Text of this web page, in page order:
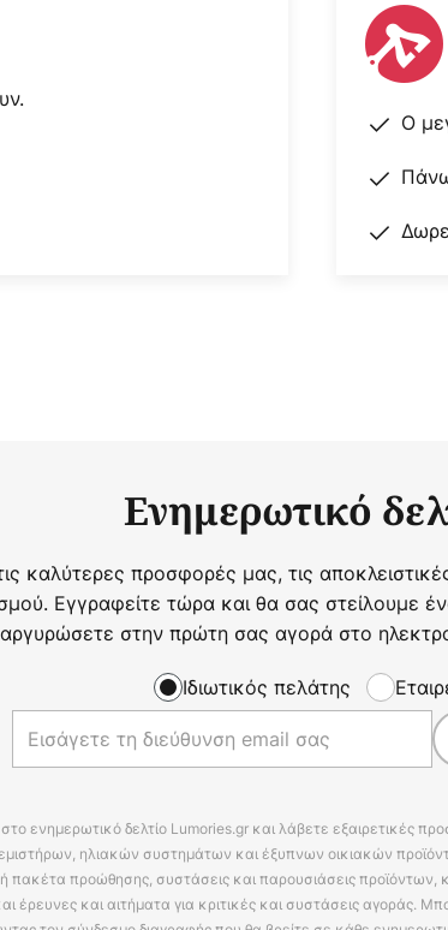
Ο
Ενημερωτικό
καλύτερες προσφορές μας, τις
Εγγραφείτε τώρα και θα σας στείλουμε
στην πρώτη σας αγορά στο
Ιδιωτικός πελάτης
ενημερωτικό δελτίο Lumories.gr και λάβετε εξαιρετικές
ηλιακών συστημάτων και έξυπνων οικιακών
πακέτα προώθησης, συστάσεις και παρουσιάσεις προϊόντων,
έρευνες και αιτήματα για κριτικές και συστάσεις αγοράς.